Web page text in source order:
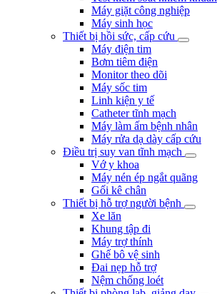
Máy giặt công nghiệp
Máy sinh học
Thiết bị hồi sức, cấp cứu
Máy điện tim
Bơm tiêm điện
Monitor theo dõi
Máy sốc tim
Linh kiện y tế
Catheter tĩnh mạch
Máy làm ấm bệnh nhân
Máy rửa dạ dày cấp cứu
Điều trị suy van tĩnh mạch
Vớ y khoa
Máy nén ép ngắt quãng
Gối kê chân
Thiết bị hỗ trợ người bệnh
Xe lăn
Khung tập đi
Máy trợ thính
Ghế bô vệ sinh
Đai nẹp hỗ trợ
Nệm chống loét